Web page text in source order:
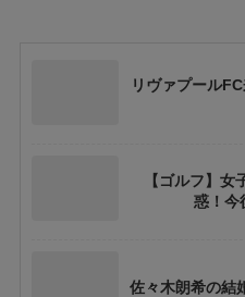
リヴァプール
【ゴルフ】
惑！今
佐々木朗希の結